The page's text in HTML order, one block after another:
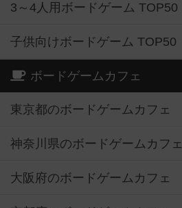
3～4人用ボードゲーム TOP50
子供向けボードゲーム TOP50
ボードゲームカフェ
東京都のボードゲームカフェ
神奈川県のボードゲームカフェ
大阪府のボードゲームカフェ